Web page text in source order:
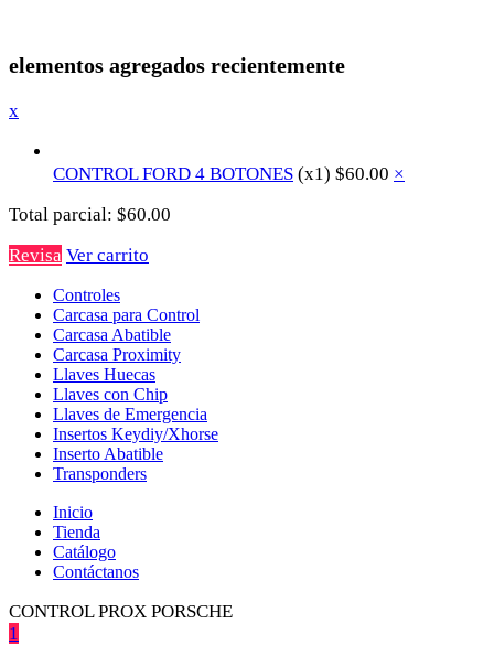
elementos agregados recientemente
x
CONTROL FORD 4 BOTONES (x1) $60.00 ×
Total parcial: $60.00
Revisa Ver carrito
Controles
Carcasa para Control
Carcasa Abatible
Carcasa Proximity
Llaves Huecas
Llaves con Chip
Llaves de Emergencia
Insertos Keydiy/Xhorse
Inserto Abatible
Transponders
Inicio
Tienda
Catálogo
Contáctanos
CONTROL PROX PORSCHE
1